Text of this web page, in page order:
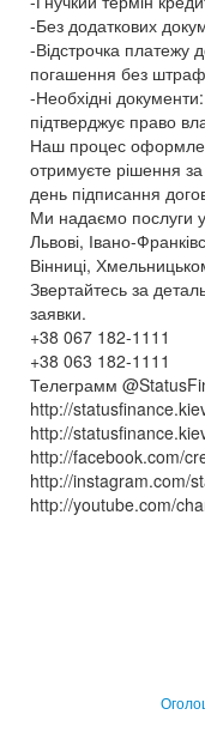
-Без додаткових
-Відстрочка платежу
погашення без
-Необхідні
підтверджує право
Наш процес
отримуєте рішення
день підписання
Ми надаємо послуги у
Львові, Івано-
Вінниці,
Звертайтесь за
заявки.
+38 067 182-1111
+38 063 182-1111
Телеграмм
http://
http://
http://facebook.com/
http://instagram.com/
http://youtube.com/